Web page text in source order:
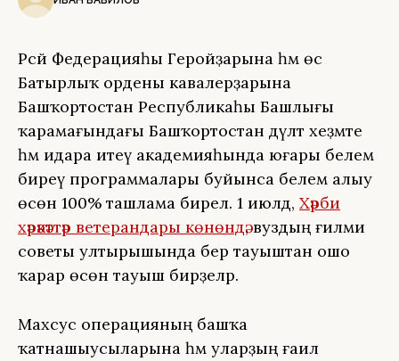
Рәсәй Федерацияһы Геройҙарына һәм өс
Батырлыҡ ордены кавалерҙарына
Башҡортостан Республикаһы Башлығы
ҡарамағындағы Башҡортостан дәүләт хеҙмәте
һәм идара итеү академияһында юғары белем
биреү программалары буйынса белем алыу
өсөн 100% ташлама бирелә. 1 июлдә, Хәрби
хәрәкәттәр ветерандары көнөндә, вуздың ғилми
советы ултырышында бер тауыштан ошо
ҡарар өсөн тауыш бирҙеләр.
Махсус операцияның башҡа
ҡатнашыусыларына һәм уларҙың ғаилә